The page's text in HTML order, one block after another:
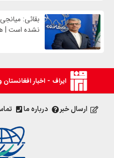
بقائی:
نشده است |
ایراف - اخبار افغانستان
ارسال خبر درباره ما